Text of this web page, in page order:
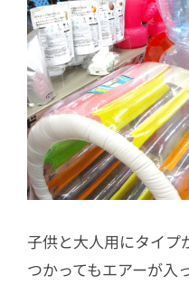
子供と大人用にタイプ
つかってもエアーが入